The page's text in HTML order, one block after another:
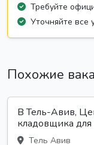
Требуйте
Уточняйте все
Похожие
В Тель-Авив,
кладовщика для
Тель Авив